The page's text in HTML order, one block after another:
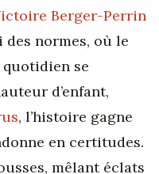
Berger-Perrin
normes, où le
se
d’enfant,
, l’histoire gagne
en certitudes.
mêlant éclats